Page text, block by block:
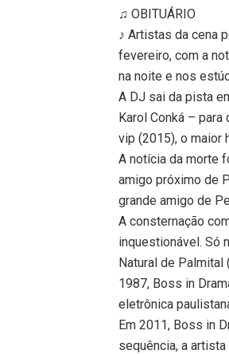
♫ OBITUÁRIO
♪ Artistas da cena
fevereiro, com a
na noite e nos
A DJ sai da pista
Karol Conká –
vip (2015), o maior
A notícia da morte
amigo próximo de
grande amigo de
A consternação
inquestionável. Só
Natural de Palmital
1987, Boss in
eletrônica
Em 2011, Boss in
sequência, a